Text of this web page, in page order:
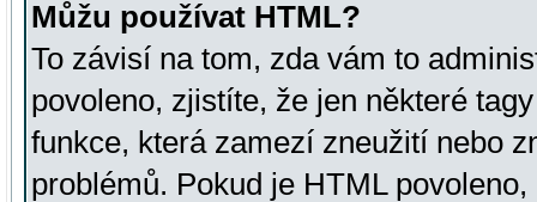
Můžu používat HTML?
To závisí na tom, zda vám to
povoleno, zjistíte, že jen některé
funkce, která zamezí zneužití nebo
problémů. Pokud je HTML